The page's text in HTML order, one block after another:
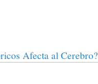
Afecta al Cerebro?